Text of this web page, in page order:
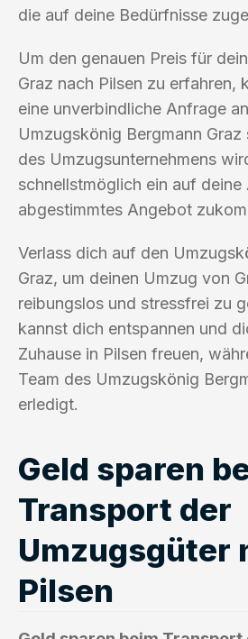
die auf deine Bedürfnisse
Um den genauen Preis für
Graz nach Pilsen zu erfahren,
eine unverbindliche Anfrage
Umzugskönig Bergmann Graz
des Umzugsunternehmens
schnellstmöglich ein auf deine
abgestimmtes Angebot
Verlass dich auf den
Graz, um deinen Umzug von
reibungslos und stressfrei zu
kannst dich entspannen und
Zuhause in Pilsen freuen,
Team des Umzugskönig
erledigt.
Geld sparen
Transport der
Umzugsgüter
Pilsen